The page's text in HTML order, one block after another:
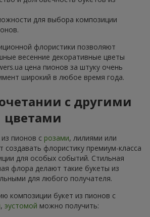
для выбора композиции
флористики позволяют
весенние декоративные цветы
цена пионов за штуку очень
широкий в любое время года.
с другими
цветами
пионов с розами, лилиями или
создавать флористику премиум-класса
для особых событий. Стильная
флора делают такие букеты из
для любого получателя.
композиции букет из пионов с
, эустомой можно получить: